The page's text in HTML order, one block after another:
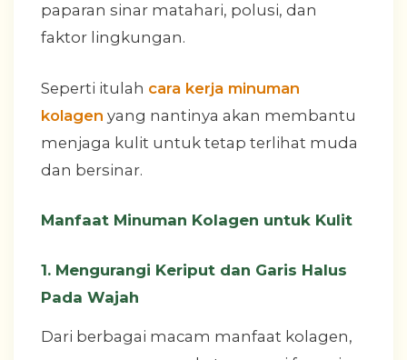
paparan sinar matahari, polusi, dan
faktor lingkungan.
Seperti itulah cara kerja minuman
kolagen yang nantinya akan membantu
menjaga kulit untuk tetap terlihat muda
dan bersinar.
Manfaat Minuman Kolagen untuk Kulit
1. Mengurangi Keriput dan Garis Halus
Pada Wajah
Dari berbagai macam manfaat kolagen,